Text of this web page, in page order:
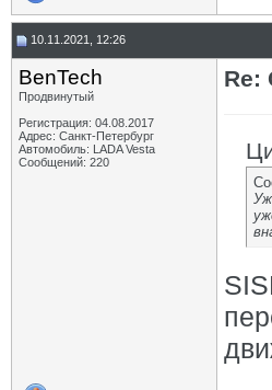
10.11.2021, 12:26
BenTech
Продвинутый
Регистрация: 04.08.2017
Адрес: Санкт-Петербург
Автомобиль: LADA Vesta
Сообщений: 220
Re: